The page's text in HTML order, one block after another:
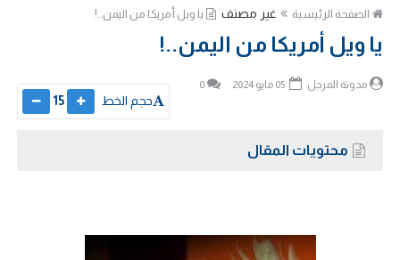
الصفحة الرئيسية غير مصنف يا ويل أمريكا من اليمن..!
يا ويل أمريكا من اليمن..!
مدونة المرجل 0
حجم الخط 15
محتويات المقال